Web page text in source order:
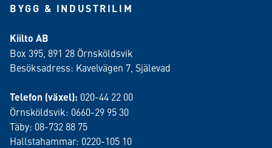
BYGG & INDUSTRILIM
Kiilto AB
Box 395, 891 28 Örnsköldsvik
Besöksadress: Kavelvägen 7, Själevad
Telefon (växel): 020-44 22 00
Örnsköldsvik: 0660-29 95 30
Täby: 08-732 88 75
Hallstahammar: 0220-105 10